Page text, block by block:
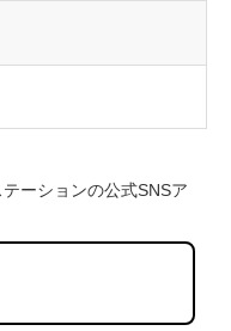
ーションの公式SNSア